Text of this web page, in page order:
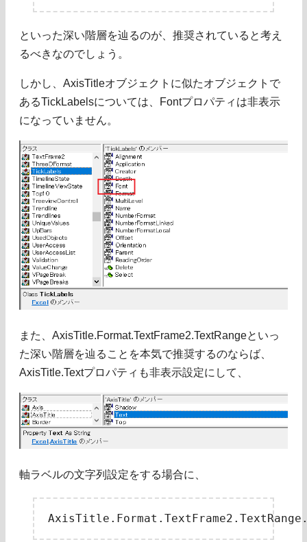
といった深い階層を辿るのが、推奨されていると考え
るべきなのでしょう。
しかし、AxisTitleオブジェクトに似たオブジェクトで
あるTickLabelsについては、Fontプロパティは非表示
になっていません。
また、AxisTitle.Format.TextFrame2.TextRangeといっ
た深い階層を辿ることを本気で推奨するのならば、
AxisTitle.Textプロパティも非表示設定にして、
軸ラベルの文字列設定をする場合に、